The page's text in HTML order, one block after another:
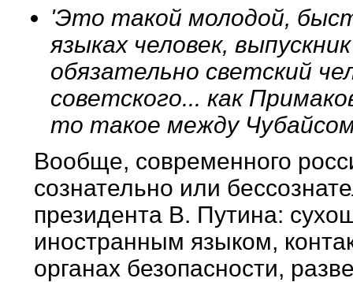
'Это такой молодой,
языках человек,
обязательно светский
советского... как
то такое между
Вообще, современного
сознательно или
президента В. Путина:
иностранным языком,
органах безопасности,